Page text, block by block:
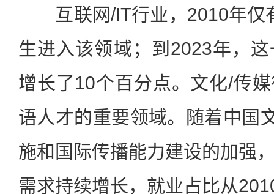
互联网/IT行业，2010年仅
生进入该领域；到2023年，
增长了10个百分点。文化/传
语人才的重要领域。随着中国
施和国际传播能力建设的加强
需求持续增长，就业占比从